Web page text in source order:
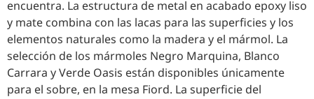
encuentra. La estructura de metal en acabado epoxy liso
y mate combina con las lacas para las superficies y los
elementos naturales como la madera y el mármol. La
selección de los mármoles Negro Marquina, Blanco
Carrara y Verde Oasis están disponibles únicamente
para el sobre, en la mesa Fiord. La superficie del